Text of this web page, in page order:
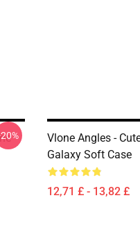
Vlone Angles -
Galaxy Soft Case
12,71 £ - 13,82 £